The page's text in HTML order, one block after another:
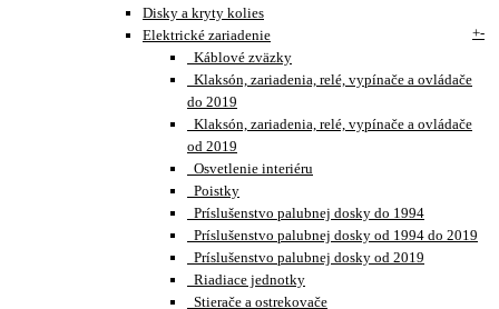
Disky a kryty kolies
Elektrické zariadenie
+-
Káblové zväzky
Klaksón, zariadenia, relé, vypínače a ovládače
do 2019
Klaksón, zariadenia, relé, vypínače a ovládače
od 2019
Osvetlenie interiéru
Poistky
Príslušenstvo palubnej dosky do 1994
Príslušenstvo palubnej dosky od 1994 do 2019
Príslušenstvo palubnej dosky od 2019
Riadiace jednotky
Stierače a ostrekovače